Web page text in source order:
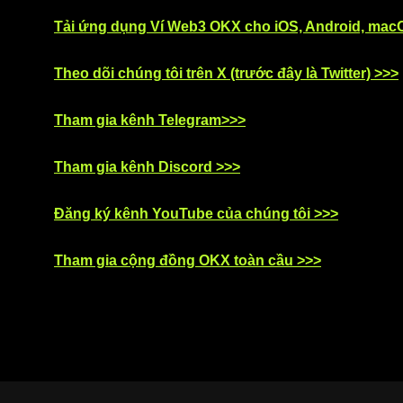
Tải ứng dụng Ví Web3 OKX cho iOS, Android,
Theo dõi chúng tôi trên X (trước đây là Twitter) >>>
Tham gia kênh Telegram>>>
Tham gia kênh Discord >>>
Đăng ký kênh YouTube của chúng tôi >>>
Tham gia cộng đồng OKX toàn cầu >>>